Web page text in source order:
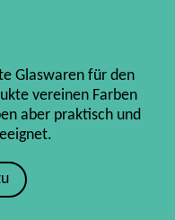
Glaswaren für den
vereinen Farben
aber praktisch und